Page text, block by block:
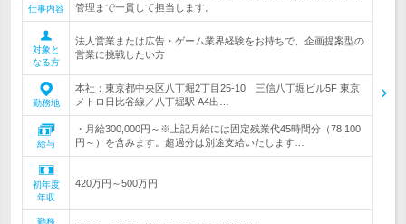
仕事内容
管理まで一貫して担当します。
対象と
なる方
法人営業または広告・ゲーム業界経験をお持ちで、企画提案型の
営業に挑戦したい方
勤務地
本社：東京都中央区八丁堀2丁目25-10 三信八丁堀ビル5F 東京
メトロ日比谷線／八丁堀駅 A4出…
給与
・月給300,000円～※上記月給には固定残業代45時間分（78,100
円～）を含みます。超過分は別途支給いたします…
初年度
年収
420万円～500万円
勤務